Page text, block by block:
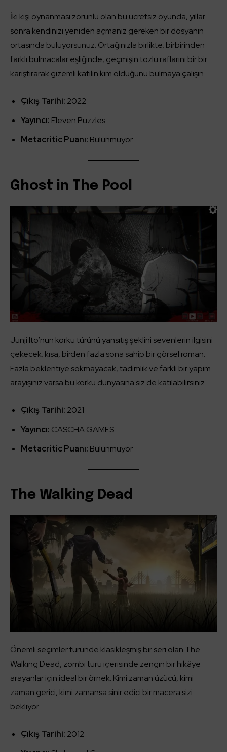
İki kişi oynanması zorunlu olan bu ücretsiz oyunda, yıllar
sonra kendinizi yeniden açmanız gereken bir dosyanın
ortasında buluyorsunuz. Ortağınızla birlikte; birbirinden
farklı bulmacalar eşliğinde, geçmişin tozlu raflarını bir bir
karıştırarak gizemli katilin kim olduğunu bulmaya çalışın.
Çıkış Tarihi: 2022
Yayıncı: Eleven Puzzles
Metacritic Puanı: Bulunmuyor
Ghost in The Pool
Junji Ito’nun korku türünü yansıtış şeklini sevenlerin ilgisini
çekecek; kısa, birden fazla sona sahip bir görsel roman.
Fazla beklentiye sokmayacak, tadımlık ve farklı bir yapım
arayışınız varsa bu korku dünyasına siz de katılabilirsiniz.
Çıkış Tarihi: 2021
Yayıncı: CASCHA GAMES
Metacritic Puanı: Bulunmuyor
The Walking Dead
Önemli seçimler türünde klasikleşmiş bir seri olan The
Walking Dead, zombi türü içerisinde zengin bir hikâye
arayanlar için ideal bir örnek. Kimi zaman üzücü, kimi
zaman gerici, kimi zamansa sinir edici bir macera sizi
bekliyor.
Çıkış Tarihi: 2012